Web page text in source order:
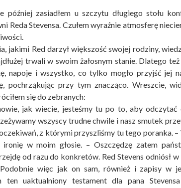
później zasiadłem u szczytu długie­go stołu
Reda Stevensa. Czułem wyraźnie atmosferę
jakimi Red darzył większość swojej rodziny,
trwali w swoim ża­łosnym stanie. Dlatego
napoje i wszystko, co tylko mogło przyjść jej
pochrząkując przy tym znacząco. Wreszcie,
się do zebranych:
jak wiecie, jesteśmy tu po to, aby odczytać
wszyscy trudne chwi­le i nasz smutek
z którymi przyszliśmy tu tego poranka.
ironię w moim gło­sie. – Oszczędzę zatem
od razu do konkretów. Red Stevens odniósł
więc jak on sam, również i zapisy w
ten uaktual­niony testament dla pana